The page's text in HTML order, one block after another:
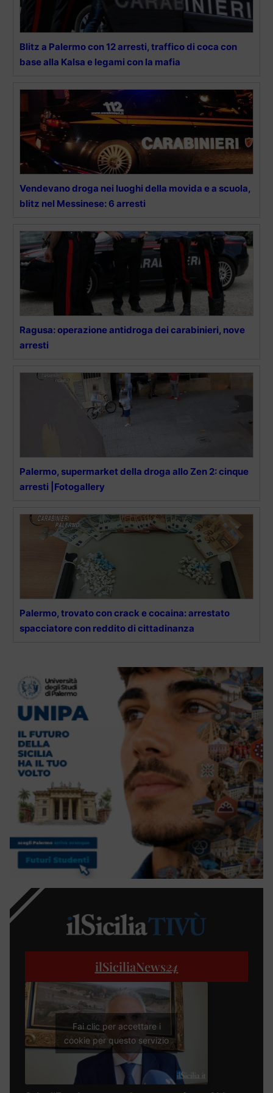
Blitz a Palermo con 12 arresti, traffico di coca con
base alla Kalsa e legami con la mafia
Vendevano droga nei luoghi della movida e a scuola,
blitz nel Messinese: 6 arresti
Ragusa: operazione antidroga dei carabinieri, nove
arresti
Palermo, supermarket della droga allo Zen 2: cinque
arresti |Fotogallery
Palermo, trovato con crack e cocaina: arrestato
spacciatore con reddito di cittadinanza
ilSiciliaNews24
Fai clic per accettare i
cookie per questo servizio